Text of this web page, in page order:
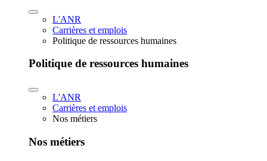
L'ANR
Carrières et emplois
Politique de ressources humaines
Politique de ressources humaines
L'ANR
Carrières et emplois
Nos métiers
Nos métiers